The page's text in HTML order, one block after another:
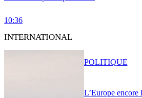
10:36
INTERNATIONAL
L’Europe encore
POLITIQUE